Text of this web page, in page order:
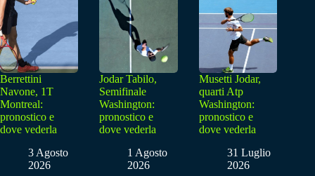
Berrettini
Navone, 1T
Montreal:
pronostico e
dove vederla
3 Agosto
2026
Jodar Tabilo,
Semifinale
Washington:
pronostico e
dove vederla
1 Agosto
2026
Musetti Jodar,
quarti Atp
Washington:
pronostico e
dove vederla
31 Luglio
2026